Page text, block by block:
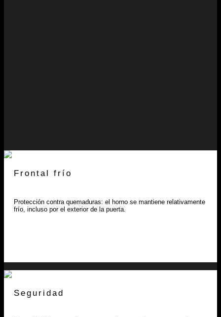
Frontal frío
Protección contra quemaduras: el horno se mantiene relativamente
frío, incluso por el exterior de la puerta.
Seguridad